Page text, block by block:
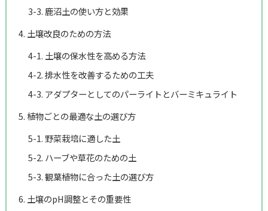
3-3. 鹿沼土の使い方と効果
4. 土壌改良のための方法
4-1. 土壌の保水性を高める方法
4-2. 排水性を改善するための工夫
4-3. アダプターとしてのパーライトとバーミキュライト
5. 植物ごとの最適な土の選び方
5-1. 野菜栽培に適した土
5-2. ハーブや草花のための土
5-3. 観葉植物に合った土の選び方
6. 土壌のpH調整とその重要性